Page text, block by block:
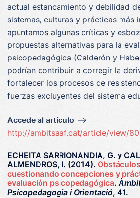
actual estancamiento y debilidad
sistemas, culturas y prácticas más
apuntamos algunas críticas y
propuestas alternativas para la
psicopedagógica (Calderón y
podrían contribuir a corregir la
fortalecer los procesos de
fuerzas excluyentes del sistema
Accede al artículo —>
http://ambitsaaf.cat/article/view/
ECHEITA SARRIONANDIA, G. y
ALMENDROS, I. (2014).
cuestionando concepciones y
evaluación psicopedagógica.
Psicopedagogia i Orientació, 41.